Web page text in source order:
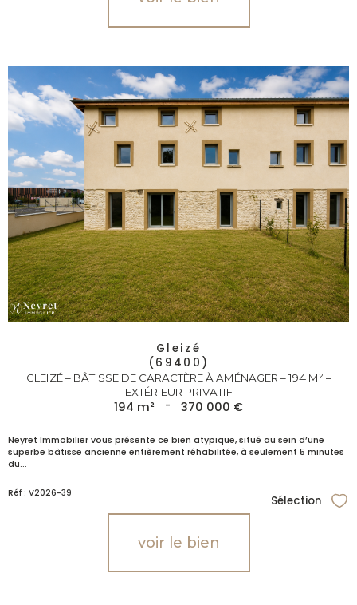
Gleizé
(69400)
GLEIZÉ – BÂTISSE DE CARACTÈRE À AMÉNAGER – 194 M² –
EXTÉRIEUR PRIVATIF
194 m² - 370 000 €
Neyret Immobilier vous présente ce bien atypique, situé au sein d’une
superbe bâtisse ancienne entièrement réhabilitée, à seulement 5 minutes
du...
Réf : V2026-39
Sélection
voir le bien